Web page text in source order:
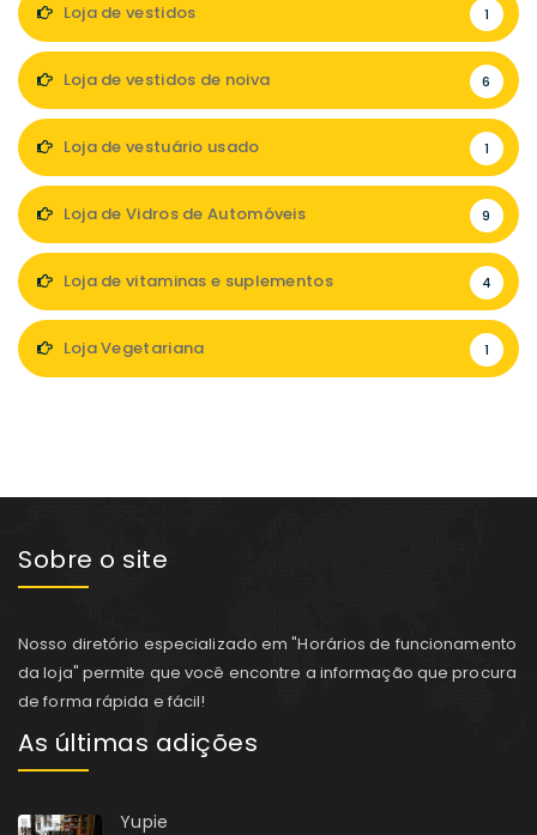
Loja de vestidos 1
Loja de vestidos de noiva 6
Loja de vestuário usado 1
Loja de Vidros de Automóveis 9
Loja de vitaminas e suplementos 4
Loja Vegetariana 1
Sobre o site
Nosso diretório especializado em "Horários de funcionamento
da loja" permite que você encontre a informação que procura
de forma rápida e fácil!
As últimas adições
Yupie